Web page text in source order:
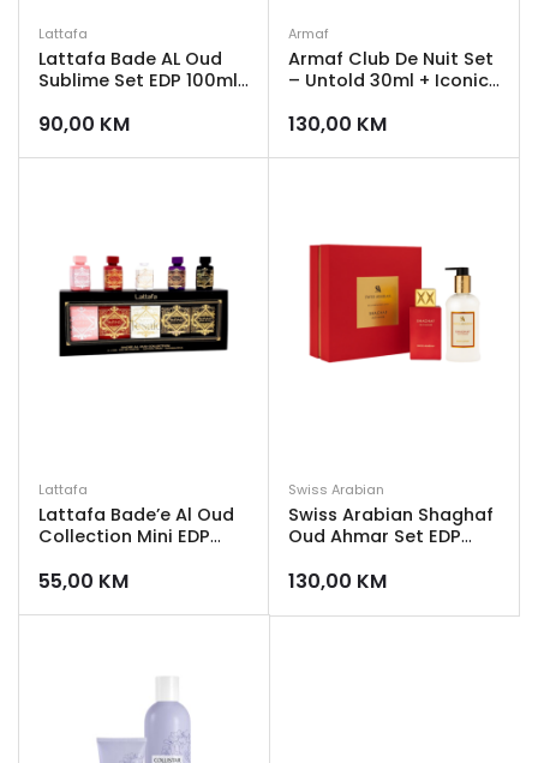
Lattafa
Lattafa Bade AL Oud
Sublime Set EDP 100ml
200ml + Mist za kosu
90,00 KM
Armaf
Armaf Club De Nuit Set
– Untold 30ml + Iconic
130,00 KM
Lattafa
Lattafa Bade’e Al Oud
Collection Mini EDP
55,00 KM
Swiss Arabian
Swiss Arabian Shaghaf
Oud Ahmar Set EDP
300ml
130,00 KM